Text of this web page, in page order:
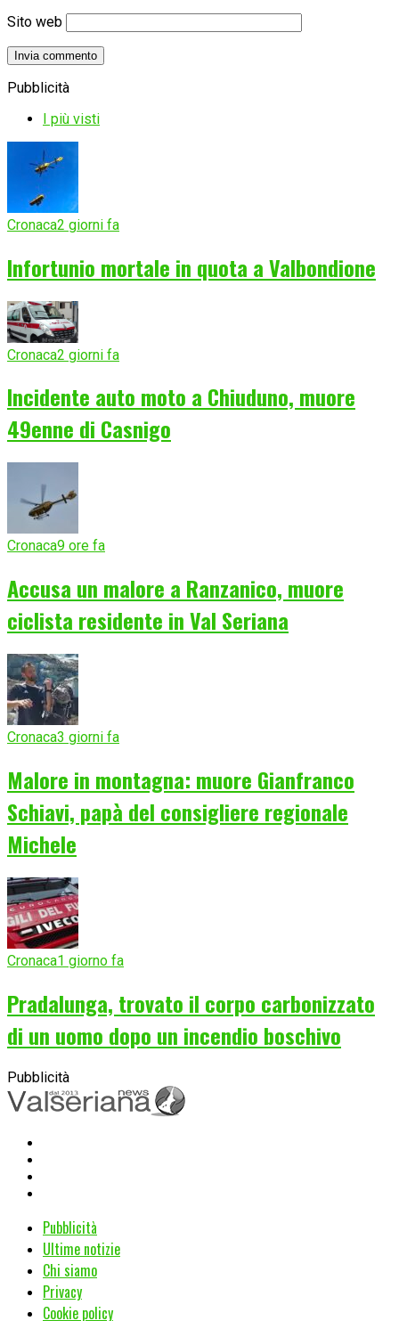
Sito web
Pubblicità
I più visti
Cronaca2 giorni fa
Infortunio mortale in quota a Valbondione
Cronaca2 giorni fa
Incidente auto moto a Chiuduno, muore
49enne di Casnigo
Cronaca9 ore fa
Accusa un malore a Ranzanico, muore
ciclista residente in Val Seriana
Cronaca3 giorni fa
Malore in montagna: muore Gianfranco
Schiavi, papà del consigliere regionale
Michele
Cronaca1 giorno fa
Pradalunga, trovato il corpo carbonizzato
di un uomo dopo un incendio boschivo
Pubblicità
Pubblicità
Ultime notizie
Chi siamo
Privacy
Cookie policy